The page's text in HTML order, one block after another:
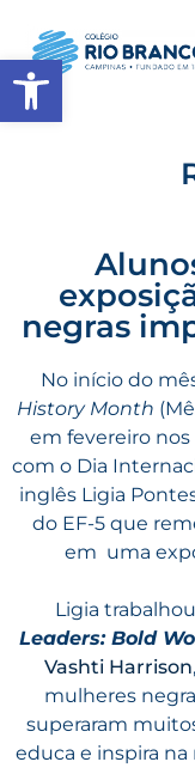
negras
No início do
History Month
em fevereiro
com o Dia
inglês Ligia
do EF-5 que
em uma
Ligia
Leaders: Bold
Vashti Harrison
mulheres
superaram
educa e inspira
Abrir a barra de